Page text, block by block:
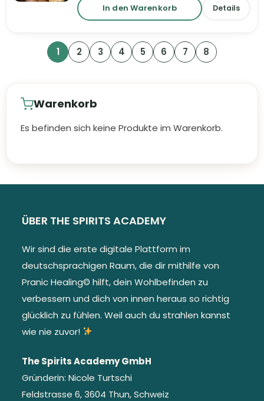
In den Warenkorb Details
Warenkorb
Es befinden sich keine Produkte im Warenkorb.
1 2 3 4 5 6 7 8
ÜBER THE SPIRITS ACADEMY
Wir sind die erste digitale Plattform im
deutschsprachigen Raum, die dir mithilfe von
Pranic Healing© hilft, dein Wohlbefinden zu
verbessern und dich von innen heraus so richtig
glücklich zu fühlen. Weil auch du strahlen kannst
wie nie zuvor!
The Spirits Academy GmbH
Gründerin: Nicole Turtschi
Feldstrasse 6, 3604 Thun, Schweiz